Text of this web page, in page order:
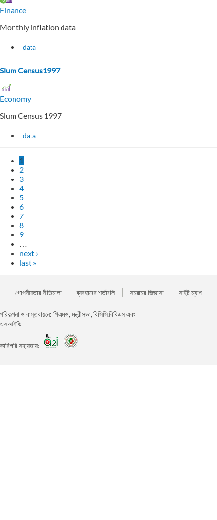
Finance
Monthly inflation data
data
Slum Census1997
Economy
Slum Census 1997
data
1
2
3
4
5
6
7
8
9
next ›
last »
গোপনীয়তার নীতিমালা ব্যবহারের শর্তাবলি সচরাচর জিজ্ঞাসা সাইট ম্যাপ
পরিকল্পনা ও বাস্তবায়নে: পিএমও, মন্ত্রীসভা, বিসিসি,বিবিএস এবং
এসআইডি
কারিগরি সহায়তায়: